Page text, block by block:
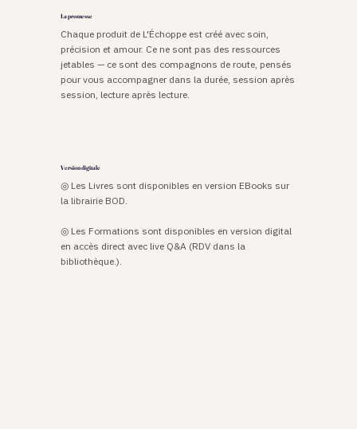
La promesse
Chaque produit de L'Échoppe est créé avec soin,
précision et amour. Ce ne sont pas des ressources
jetables — ce sont des compagnons de route, pensés
pour vous accompagner dans la durée, session après
session, lecture après lecture.
Version digitale
◎ Les Livres sont disponibles en version EBooks sur
la librairie BOD.
◎ Les Formations sont disponibles en version digital
en accès direct avec live Q&A (RDV dans la
bibliothèque.).